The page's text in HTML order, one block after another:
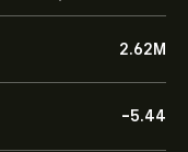
2.62M
-5.44